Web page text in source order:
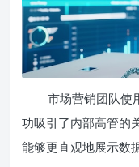
市场营销团队使
功吸引了内部高管的
能够更直观地展示数